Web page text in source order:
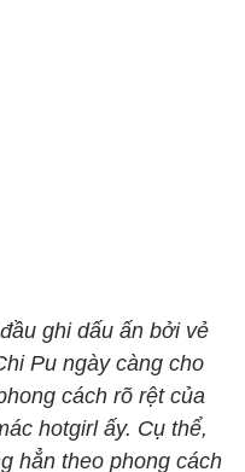
ghi dấu ấn bởi vẻ
Pu ngày càng cho
cách rõ rệt của
hotgirl ấy. Cụ thể,
hẳn theo phong cách